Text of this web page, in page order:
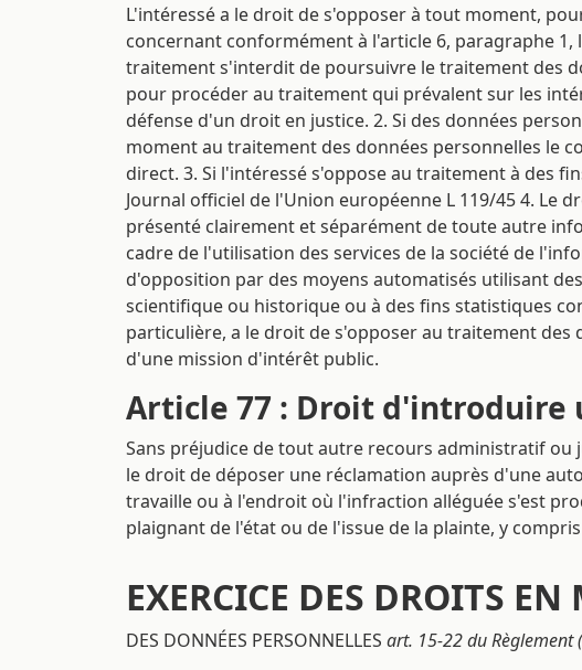
L'intéressé a le droit de s'opposer à tout moment,
concernant conformément à l'article 6, paragraphe 1,
traitement s'interdit de poursuivre le traitement des
pour procéder au traitement qui prévalent sur les
défense d'un droit en justice. 2. Si des données
moment au traitement des données personnelles le
direct. 3. Si l'intéressé s'oppose au traitement à des
Journal officiel de l'Union européenne L 119/45 4. Le
présenté clairement et séparément de toute autre
cadre de l'utilisation des services de la société de
d'opposition par des moyens automatisés utilisant
scientifique ou historique ou à des fins statistiques
particulière, a le droit de s'opposer au traitement des
d'une mission d'intérêt public.
Article 77 : Droit d'introduire
Sans préjudice de tout autre recours administratif
le droit de déposer une réclamation auprès d'une
travaille ou à l'endroit où l'infraction alléguée s'est
plaignant de l'état ou de l'issue de la plainte, y
EXERCICE DES DROITS
DES DONNÉES PERSONNELLES art. 15-22 du Règlement